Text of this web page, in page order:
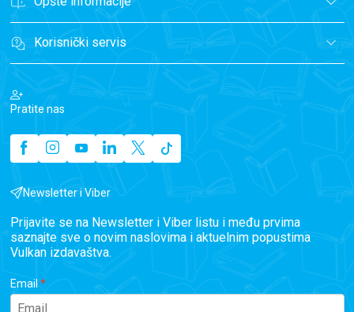
Korisnički servis
Pratite nas
Newsletter i Viber
Prijavite se na Newsletter i Viber listu i među prvima
saznajte sve o novim naslovima i aktuelnim popustima
Vulkan izdavaštva.
Email